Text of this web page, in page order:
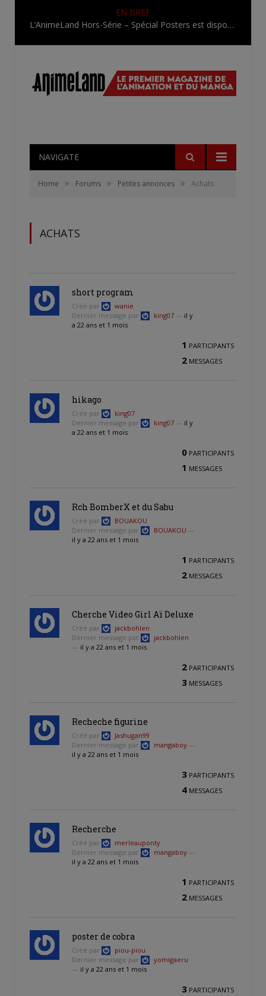
EN BREF
L’AnimeLand Hors-Série – Spécial Posters est disponible !
NAVIGATE
Home » Forums » Petites annonces » Achats
ACHATS
short program
Créé par
wanie
Dernier message par
king07 — il y
a 22 ans et 1 mois
1 PARTICIPANTS
2 MESSAGES
hikago
Créé par
king07
Dernier message par
king07 — il y
a 22 ans et 1 mois
0 PARTICIPANTS
1 MESSAGES
Rch BomberX et du Sabu
Créé par
BOUAKOU
Dernier message par
BOUAKOU —
il y a 22 ans et 1 mois
1 PARTICIPANTS
2 MESSAGES
Cherche Video Girl Aï Deluxe
Créé par
jackbohlen
Dernier message par
jackbohlen
— il y a 22 ans et 1 mois
2 PARTICIPANTS
3 MESSAGES
Recheche figurine
Créé par
Jashugan99
Dernier message par
mangaboy —
il y a 22 ans et 1 mois
3 PARTICIPANTS
4 MESSAGES
Recherche
Créé par
merleauponty
Dernier message par
mangaboy —
il y a 22 ans et 1 mois
1 PARTICIPANTS
2 MESSAGES
poster de cobra
Créé par
piou-piou
Dernier message par
yomigaeru
— il y a 22 ans et 1 mois
3 PARTICIPANTS